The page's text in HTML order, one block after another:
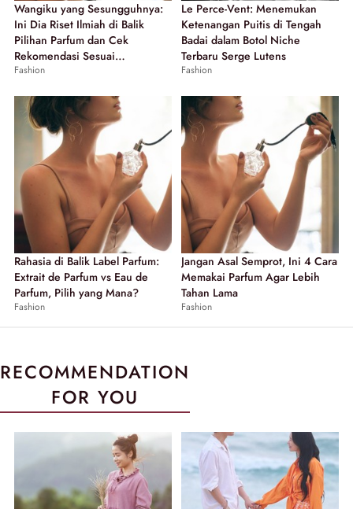
Wangiku yang Sesungguhnya:
Ini Dia Riset Ilmiah di Balik
Pilihan Parfum dan Cek
Rekomendasi Sesuai
Karaktermu!
Fashion
Le Perce-Vent: Menemukan
Ketenangan Puitis di Tengah
Badai dalam Botol Niche
Terbaru Serge Lutens
Fashion
Rahasia di Balik Label Parfum:
Extrait de Parfum vs Eau de
Parfum, Pilih yang Mana?
Fashion
Jangan Asal Semprot, Ini 4 Cara
Memakai Parfum Agar Lebih
Tahan Lama
Fashion
RECOMMENDATION
FOR YOU